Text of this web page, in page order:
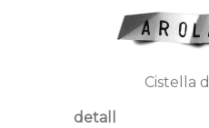
Cistella
detall